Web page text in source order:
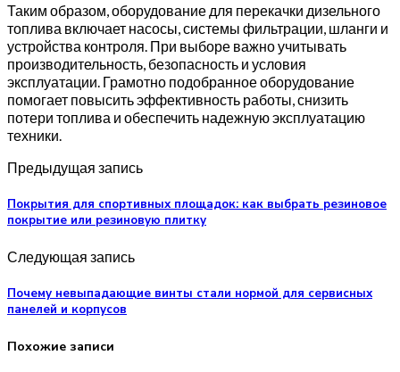
Таким образом, оборудование для перекачки дизельного
топлива включает насосы, системы фильтрации, шланги и
устройства контроля. При выборе важно учитывать
производительность, безопасность и условия
эксплуатации. Грамотно подобранное оборудование
помогает повысить эффективность работы, снизить
потери топлива и обеспечить надежную эксплуатацию
техники.
Предыдущая запись
Покрытия для спортивных площадок: как выбрать резиновое
покрытие или резиновую плитку
Следующая запись
Почему невыпадающие винты стали нормой для сервисных
панелей и корпусов
Похожие записи